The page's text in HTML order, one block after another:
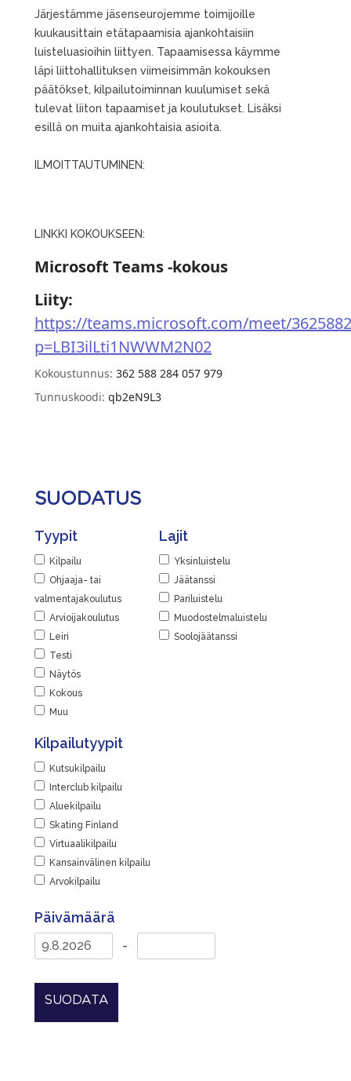
Järjestämme jäsenseurojemme toimijoille
kuukausittain etätapaamisia ajankohtaisiin
luisteluasioihin liittyen. Tapaamisessa käymme
läpi liittohallituksen viimeisimmän kokouksen
päätökset, kilpailutoiminnan kuulumiset sekä
tulevat liiton tapaamiset ja koulutukset. Lisäksi
esillä on muita ajankohtaisia asioita.
ILMOITTAUTUMINEN:
LINKKI KOKOUKSEEN:
Microsoft Teams -kokous
Liity:
https://teams.microsoft.com/meet/
p=LBI3ilLti1NWWM2N02
Kokoustunnus: 362 588 284 057 979
Tunnuskoodi: qb2eN9L3
SUODATUS
Tyypit
Kilpailu
Ohjaaja- tai
valmentajakoulutus
Arvioijakoulutus
Leiri
Testi
Näytös
Kokous
Muu
Lajit
Yksinluistelu
Jäätanssi
Pariluistelu
Muodostelmaluistelu
Soolojäätanssi
Kilpailutyypit
Kutsukilpailu
Interclub kilpailu
Aluekilpailu
Skating Finland
Virtuaalikilpailu
Kansainvälinen kilpailu
Arvokilpailu
Päivämäärä
-
SUODATA